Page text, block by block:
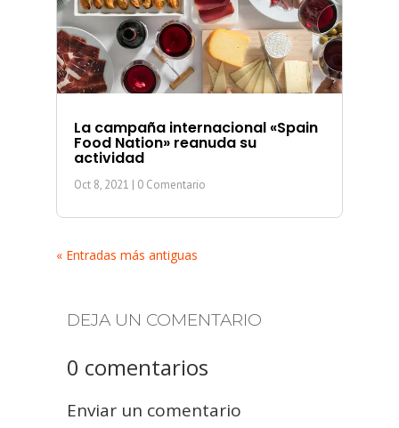
La campaña internacional «Spain
Food Nation» reanuda su
actividad
Oct 8, 2021 | 0 Comentario
« Entradas más antiguas
DEJA UN COMENTARIO
0 comentarios
Enviar un comentario